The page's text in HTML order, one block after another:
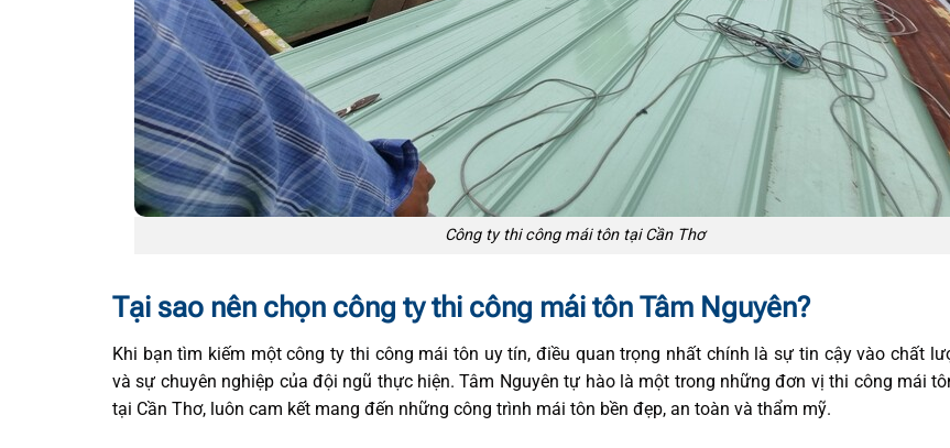
Công ty thi công mái tôn tại Cần Thơ
Tại sao nên chọn công ty thi công mái tôn Tâm Nguyên?
Khi bạn tìm kiếm một công ty thi công mái tôn uy tín, điều quan trọng nhất chính là sự tin cậy vào chất
và sự chuyên nghiệp của đội ngũ thực hiện. Tâm Nguyên tự hào là một trong những đơn vị thi công mái
tại Cần Thơ, luôn cam kết mang đến những công trình mái tôn bền đẹp, an toàn và thẩm mỹ.